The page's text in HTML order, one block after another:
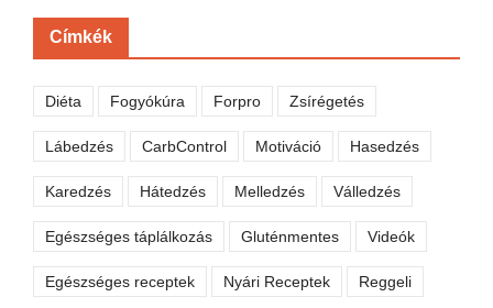
Címkék
Diéta Fogyókúra Forpro Zsírégetés
Lábedzés CarbControl Motiváció Hasedzés
Karedzés Hátedzés Melledzés Válledzés
Egészséges táplálkozás Gluténmentes Videók
Egészséges receptek Nyári Receptek Reggeli